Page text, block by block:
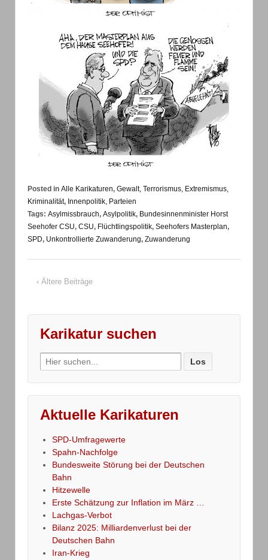
Posted in Alle Karikaturen, Gewalt, Terrorismus, Extremismus,
Kriminalität, Innenpolitik, Parteien
Tags: Asylmissbrauch, Asylpolitik, Bundesinnenminister Horst
Seehofer CSU, CSU, Flüchtlingspolitik, Seehofers Masterplan,
SPD, Unkontrollierte Zuwanderung, Zuwanderung
‹ Ältere Beiträge
Karikatur suchen
Search
for:
Aktuelle Karikaturen
SPD-Umfragewerte
Spahn-Nachfolge
Bundesweite Störung bei der Deutschen
Bahn
Hitzewelle
Erste Schätzung zur Inflation im März …
Lachgas-Verbot
Bilanz 2025: Milliardenverlust bei der
Deutschen Bahn
Iran-Krieg